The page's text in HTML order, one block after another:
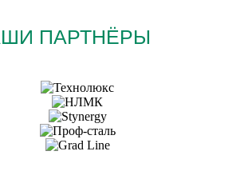
ПАРТНЁРЫ